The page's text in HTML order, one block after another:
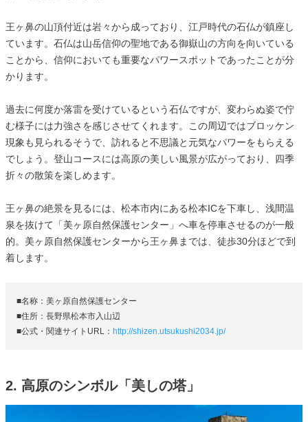
王ヶ鼻の山頂付近は岩々から成っており、江戸時代の石仏が鎮座し
ています。石仏は山岳信仰の聖地である御嶽山の方向を向いている
ことから、信仰においても重要なパワースポットであったことが分
かります。
過去に何度か落雷を受けているという石仏ですが、変わらぬ姿で佇
む様子には力強さを感じさせてくれます。この周辺ではブロッケン
現象も見られるそうで、訪れると不思議と元気なパワーをもらえる
でしょう。登山コースには高原の美しい風景が広がっており、四季
折々の散策を楽しめます。
王ヶ鼻の絶景を見るには、松本市内にある松本ICを下車し、浅間温
泉を抜けて「美ヶ原自然保護センター」へ車を停車させるのが一般
的。美ヶ原自然保護センターから王ヶ鼻までは、徒歩30分ほどで到
着します。
■名称：美ヶ原自然保護センター
■住所：長野県松本市入山辺
■公式・関連サイトURL： http://shizen.utsukushi2034.jp/
2. 高原のシンボル「美しの塔」